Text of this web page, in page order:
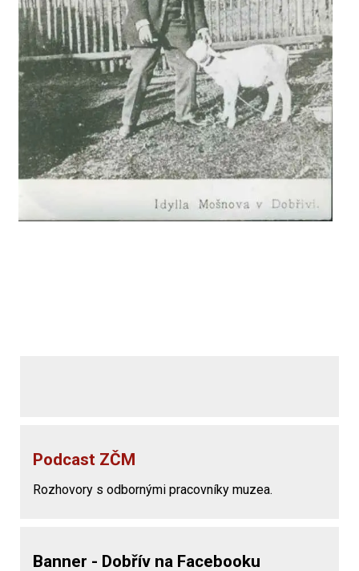
Podcast ZČM
Rozhovory s odbornými pracovníky muzea.
Banner - Dobřív na Facebooku